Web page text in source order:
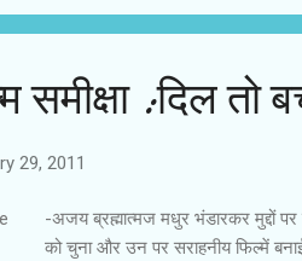
बाद ऐसा होगा कि हम टीवी के होस्ट से
समीक्षा :दिल तो
29, 2011
-अजय ब्रह्मात्‍मज मधुर भंडारकर मुद्दों
को चुना और उन पर सराहनीय फिल्में